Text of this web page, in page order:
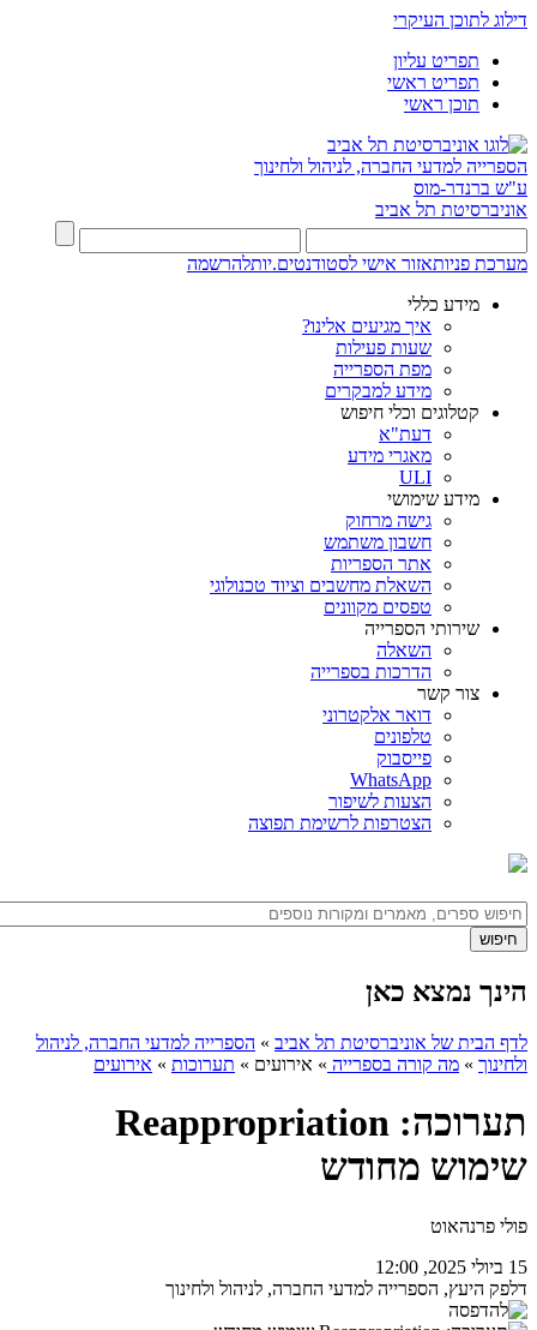
דילוג לתוכן העיקרי
תפריט עליון
תפריט ראשי
תוכן ראשי
הספרייה למדעי החברה, לניהול ולחינוך
ע"ש ברנדר-מוס
אוניברסיטת תל אביב
מערכת פניותאזור אישי לסטודנטים.יותלהרשמה
מידע כללי
איך מגיעים אלינו?
שעות פעילות
מפת הספרייה
מידע למבקרים
קטלוגים וכלי חיפוש
דעת"א
מאגרי מידע
ULI
מידע שימושי
גישה מרחוק
חשבון משתמש
אתר הספריות
השאלת מחשבים וציוד טכנולוגי
טפסים מקוונים
שירותי הספרייה
השאלה
הדרכות בספרייה
צור קשר
דואר אלקטרוני
טלפונים
פייסבוק
WhatsApp
הצעות לשיפור
הצטרפות לרשימת תפוצה
הינך נמצא כאן
לדף הבית של אוניברסיטת תל אביב » הספרייה למדעי החברה, לניהול
ולחינוך » מה קורה בספרייה » אירועים » תערוכות » אירועים
תערוכה: Reappropriation
שימוש מחודש
פולי פרנהאוט
15 ביולי 2025, 12:00
דלפק היעץ, הספרייה למדעי החברה, לניהול ולחינוך